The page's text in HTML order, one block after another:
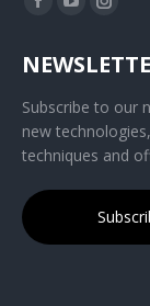
Subscribe to our
new
techniques and